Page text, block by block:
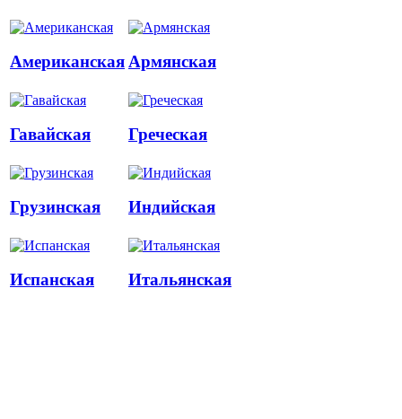
АмериканскаяАрмянская
Гавайская Греческая
Грузинская Индийская
Испанская Итальянская